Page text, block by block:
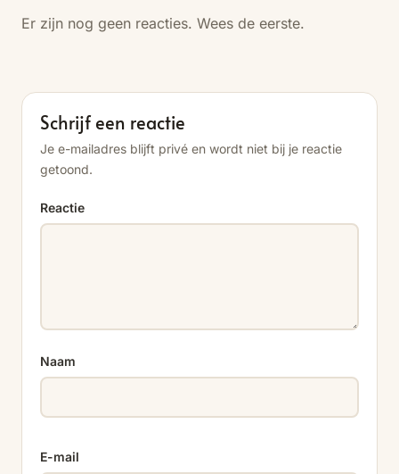
Er zijn nog geen reacties. Wees de eerste.
Schrijf een reactie
Je e-mailadres blijft privé en wordt niet bij je reactie
getoond.
Reactie
Naam
E-mail